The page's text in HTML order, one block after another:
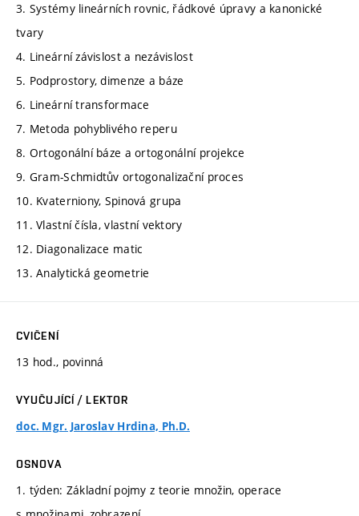
3. Systémy lineárních rovnic, řádkové úpravy a kanonické
tvary
4. Lineární závislost a nezávislost
5. Podprostory, dimenze a báze
6. Lineární transformace
7. Metoda pohyblivého reperu
8. Ortogonální báze a ortogonální projekce
9. Gram-Schmidtův ortogonalizační proces
10. Kvaterniony, Spinová grupa
11. Vlastní čísla, vlastní vektory
12. Diagonalizace matic
13. Analytická geometrie
CVIČENÍ
13 hod., povinná
VYUČUJÍCÍ / LEKTOR
doc. Mgr. Jaroslav Hrdina, Ph.D.
OSNOVA
1. týden: Základní pojmy z teorie množin, operace